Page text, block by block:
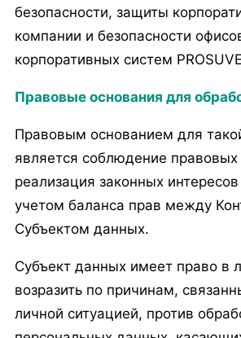
безопасности, защиты
компании и безопасности
корпоративных систем
Правовые основания для
Правовым основанием для
является соблюдение правовых
реализация законных
учетом баланса прав между
Субъектом данных.
Субъект данных имеет право в
возразить по причинам,
личной ситуацией, против